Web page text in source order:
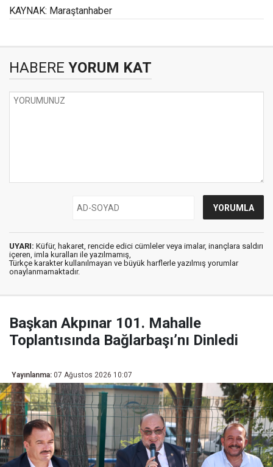
KAYNAK: Maraştanhaber
HABERE YORUM KAT
UYARI: Küfür, hakaret, rencide edici cümleler veya imalar, inançlara saldırı
içeren, imla kuralları ile yazılmamış,
Türkçe karakter kullanılmayan ve büyük harflerle yazılmış yorumlar
onaylanmamaktadır.
Başkan Akpınar 101. Mahalle
Toplantısında Bağlarbaşı’nı Dinledi
Yayınlanma: 07 Ağustos 2026 10:07